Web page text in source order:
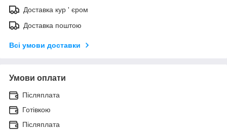
Доставка кур ' єром
Доставка поштою
Всі умови доставки
Умови оплати
Післяплата
Готівкою
Післяплата